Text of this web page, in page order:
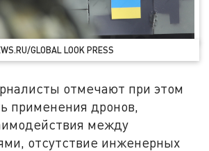
GLOBAL LOOK PRESS
отмечают при этом
применения дронов,
между
отсутствие инженерных